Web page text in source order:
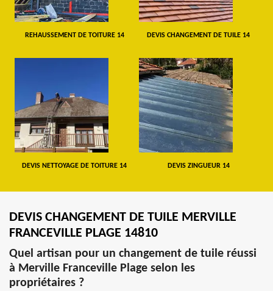
REHAUSSEMENT DE TOITURE 14 DEVIS CHANGEMENT DE TUILE 14
DEVIS NETTOYAGE DE TOITURE 14 DEVIS ZINGUEUR 14
DEVIS CHANGEMENT DE TUILE MERVILLE
FRANCEVILLE PLAGE 14810
Quel artisan pour un changement de tuile réussi
à Merville Franceville Plage selon les
propriétaires ?